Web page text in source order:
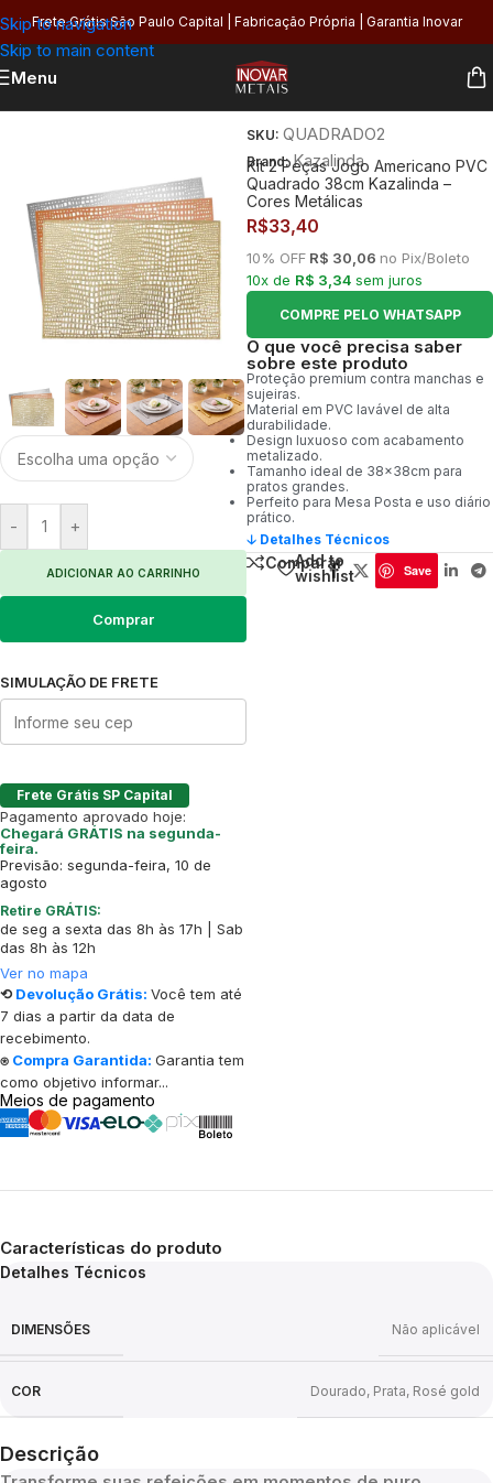
Skip to navigation
Skip to main content
Frete Grátis São Paulo Capital | Fabricação Própria | Garantia Inovar
Menu
- +
ADICIONAR AO CARRINHO
Comprar
SIMULAÇÃO DE FRETE
Frete Grátis SP Capital
Pagamento aprovado hoje:
Chegará GRÁTIS na segunda-
feira.
Previsão: segunda-feira, 10 de
agosto
Retire GRÁTIS:
de seg a sexta das 8h às 17h | Sab
das 8h às 12h
Ver no mapa
⟲ Devolução Grátis: Você tem até
7 dias a partir da data de
recebimento.
⍟ Compra Garantida: Garantia tem
como objetivo informar...
Meios de pagamento
SKU: QUADRADO2
Brand:Kazalinda
Kit 2 Peças Jogo Americano PVC
Quadrado 38cm Kazalinda –
Cores Metálicas
R$33,40
10% OFF R$ 30,06 no Pix/Boleto
10x de R$ 3,34 sem juros
COMPRE PELO WHATSAPP
O que você precisa saber
sobre este produto
Proteção premium contra manchas e
sujeiras.
Material em PVC lavável de alta
durabilidade.
Design luxuoso com acabamento
metalizado.
Tamanho ideal de 38x38cm para
pratos grandes.
Perfeito para Mesa Posta e uso diário
prático.
🡣 Detalhes Técnicos
Comparar
Add to
wishlist
Save
Características do produto
Detalhes Técnicos
DIMENSÕES Não aplicável
COR Dourado, Prata, Rosé gold
Descrição